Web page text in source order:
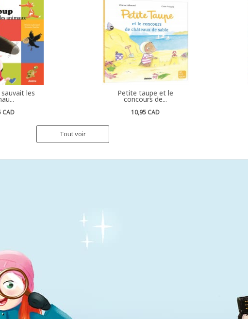
les
CAD
Petite taupe et le
concours de...
10,95 CAD
Tout voir